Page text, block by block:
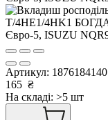
Артикул: 1876184140
165 ₴
На складі: >5 шт